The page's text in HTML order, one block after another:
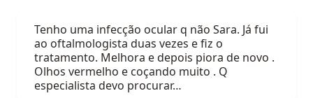
Tenho uma infecção ocular q não Sara. Já fui
ao oftalmologista duas vezes e fiz o
tratamento. Melhora e depois piora de novo .
Olhos vermelho e coçando muito . Q
especialista devo procurar…